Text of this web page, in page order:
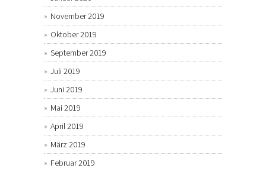
November 2019
Oktober 2019
September 2019
Juli 2019
Juni 2019
Mai 2019
April 2019
März 2019
Februar 2019